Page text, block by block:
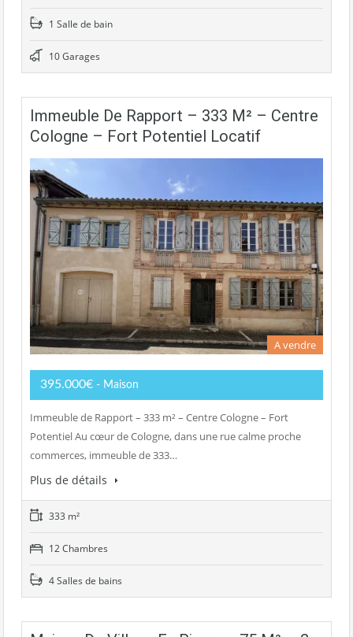
1 Salle de bain
10 Garages
Immeuble De Rapport – 333 M² – Centre
Cologne – Fort Potentiel Locatif
A vendre
395.000€ - Maison
Immeuble de Rapport – 333 m² – Centre Cologne – Fort
Potentiel Au cœur de Cologne, dans une rue calme proche
commerces, immeuble de 333…
Plus de détails
333 m²
12 Chambres
4 Salles de bains